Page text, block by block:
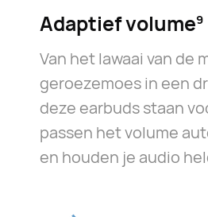
Adaptief volume⁠9
Van het lawaai van de
geroezemoes in een
deze earbuds staan
passen het volume
en houden je audio